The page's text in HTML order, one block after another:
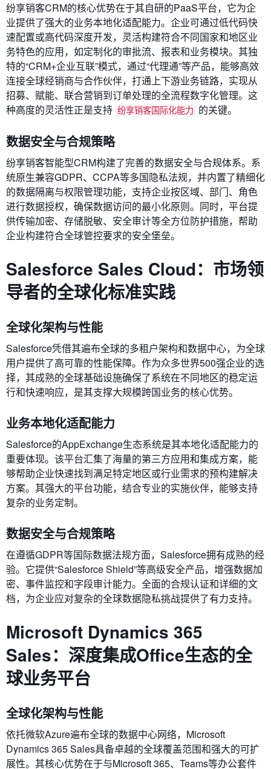
纷享销客CRM的核心优势在于其自研的PaaS平台，它为企
业提供了强大的业务本地化适配能力。企业可通过低代码快
速配置或高代码深度开发，灵活构建符合不同国家和地区业
务特色的应用，如定制化的审批流、报表和业务模块。其独
特的“CRM+企业互联”模式，通过“代理通”等产品，能够高效
连接全球经销商与合作伙伴，打通上下游业务链路，实现从
招募、赋能、联合营销到订单处理的全流程数字化管理。这
种高度的灵活性正是支持 纷享销客国际化能力 的关键。
数据安全与合规策略
纷享销客智能型CRM构建了完善的数据安全与合规体系。系
统原生兼容GDPR、CCPA等多国隐私法规，并内置了精细化
的数据隔离与权限管理功能，支持企业按区域、部门、角色
进行数据授权，确保数据访问的最小化原则。同时，平台提
供传输加密、存储脱敏、安全审计等全方位防护措施，帮助
企业构建符合全球管控要求的安全堡垒。
Salesforce Sales Cloud：市场领
导者的全球化标准实践
全球化架构与性能
Salesforce凭借其遍布全球的多租户架构和数据中心，为全球
用户提供了高可靠的性能保障。作为众多世界500强企业的选
择，其成熟的全球基础设施确保了系统在不同地区的稳定运
行和快速响应，是其支撑大规模跨国业务的核心优势。
业务本地化适配能力
Salesforce的AppExchange生态系统是其本地化适配能力的
重要体现。该平台汇集了海量的第三方应用和集成方案，能
够帮助企业快速找到满足特定地区或行业需求的预构建解决
方案。其强大的平台功能，结合专业的实施伙伴，能够支持
复杂的业务定制。
数据安全与合规策略
在遵循GDPR等国际数据法规方面，Salesforce拥有成熟的经
验。它提供“Salesforce Shield”等高级安全产品，增强数据加
密、事件监控和字段审计能力。全面的合规认证和详细的文
档，为企业应对复杂的全球数据隐私挑战提供了有力支持。
Microsoft Dynamics 365
Sales：深度集成Office生态的全
球业务平台
全球化架构与性能
依托微软Azure遍布全球的数据中心网络，Microsoft
Dynamics 365 Sales具备卓越的全球覆盖范围和强大的可扩
展性。其核心优势在于与Microsoft 365、Teams等办公套件